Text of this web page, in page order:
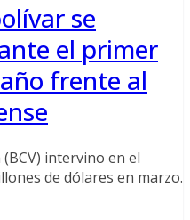
se
el primer
frente al
intervino en el
de dólares en marzo.